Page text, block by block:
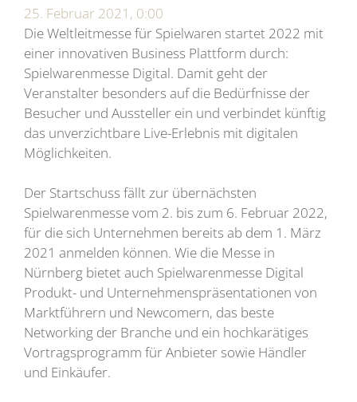
25. Februar 2021, 0:00
Die Weltleitmesse für Spielwaren startet 2022 mit
einer innovativen Business Plattform durch:
Spielwarenmesse Digital. Damit geht der
Veranstalter besonders auf die Bedürfnisse der
Besucher und Aussteller ein und verbindet künftig
das unverzichtbare Live-Erlebnis mit digitalen
Möglichkeiten.
Der Startschuss fällt zur übernächsten
Spielwarenmesse vom 2. bis zum 6. Februar 2022,
für die sich Unternehmen bereits ab dem 1. März
2021 anmelden können. Wie die Messe in
Nürnberg bietet auch Spielwarenmesse Digital
Produkt- und Unternehmenspräsentationen von
Marktführern und Newcomern, das beste
Networking der Branche und ein hochkarätiges
Vortragsprogramm für Anbieter sowie Händler
und Einkäufer.